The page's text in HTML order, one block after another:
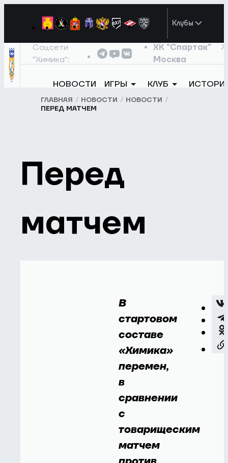
Клубы
Соцсети
"Химика":
ХК "Спартак"
Москва
НОВОСТИ ИГРЫ КЛУБ
ГЛАВНАЯ НОВОСТИ
НОВОСТИ
ПЕРЕД МАТЧЕМ
Перед
матчем
В
стартовом
составе
«Химика»
перемен,
в
сравнении
с
товарищеским
матчем